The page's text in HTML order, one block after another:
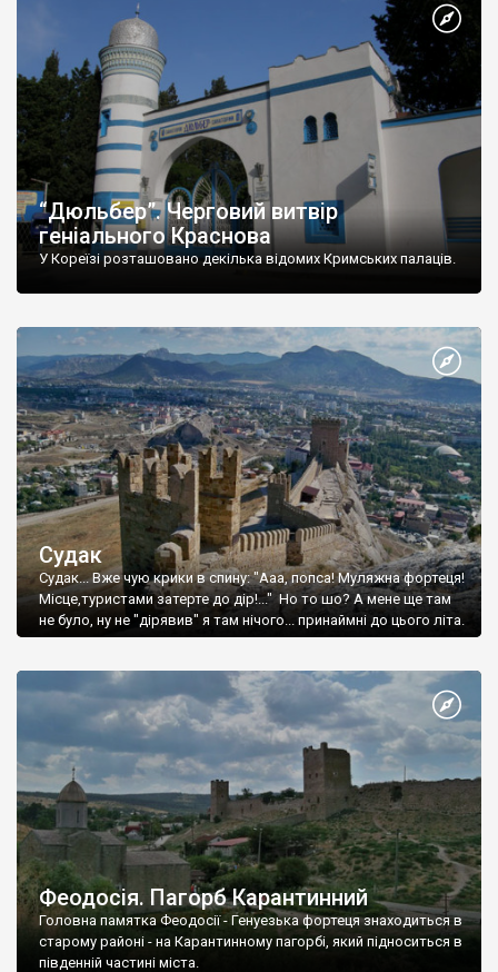
“Дюльбер”. Черговий витвір
геніального Краснова
У Кореїзі розташовано декілька відомих Кримських палаців.
Судак
Судак... Вже чую крики в спину: "Ааа, попса! Муляжна фортеця!
Місце,туристами затерте до дір!..." Но то шо? А мене ще там
не було, ну не "дірявив" я там нічого... принаймні до цього літа.
Феодосія. Пагорб Карантинний
Головна памятка Феодосії - Генуезька фортеця знаходиться в
старому районі - на Карантинному пагорбі, який підноситься в
південній частині міста.